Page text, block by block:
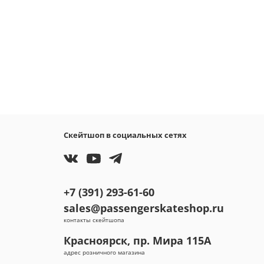
Скейтшоп в социальных сетях
+7 (391) 293-61-60
sales@passengerskateshop.ru
контакты скейтшопа
Красноярск, пр. Мира 115А
адрес розничного магазина